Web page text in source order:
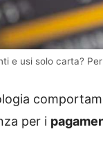
e usi solo carta?
per i